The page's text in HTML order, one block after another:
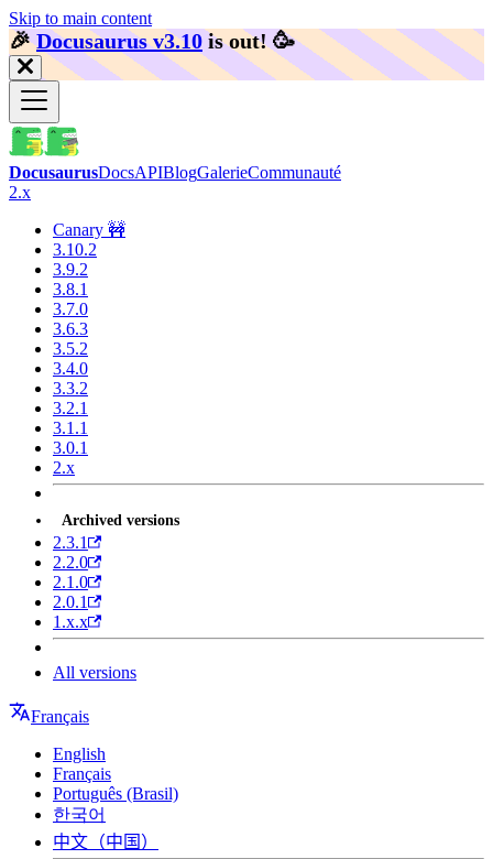
Skip to main content
🎉️Docusaurus v3.10 is out! 🥳️
DocusaurusDocsAPIBlogGalerieCommunauté
2.x
Canary 🚧
3.10.2
3.9.2
3.8.1
3.7.0
3.6.3
3.5.2
3.4.0
3.3.2
3.2.1
3.1.1
3.0.1
2.x
Archived versions
2.3.1
2.2.0
2.1.0
2.0.1
1.x.x
All versions
Français
English
Français
Português (Brasil)
한국어
中文（中国）